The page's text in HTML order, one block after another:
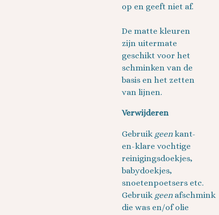
op en geeft niet af.
De matte kleuren
zijn uitermate
geschikt voor het
schminken van de
basis en het zetten
van lijnen.
Verwijderen
Gebruik geenkant-
en-klare vochtige
reinigingsdoekjes,
babydoekjes,
snoetenpoetsers etc.
Gebruik geenafschmink
die was en/of olie